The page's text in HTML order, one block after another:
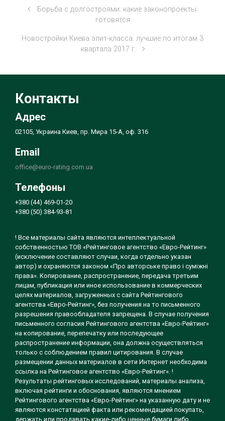
Борьба с долгостроями: какие законопроекты
готовятся
Новостройки Киева элит-класса: лучшие по итогам 3
квартала 2017 г.
Контакты
Адрес
02105, Украина Киев, пр. Мира 15-А, оф. 316
Email
office@euro-rating.com.ua
Телефоны
+380 (44) 469-01-20
+380 (50) 384-93-81
! Все материалы сайта являются интеллектуальной
собственностью ТОВ «Рейтинговое агентство «Евро-Рейтинг»
(исключение составляют случаи, когда отдельно указан
автор) и охраняются законом «Про авторське право і суміжні
права». Копирование, распространение, передача третьим
лицам, публикация или иное использование в коммерческих
целях материалов, загруженных с сайта Рейтингового
агентства «Евро-Рейтинг», без получения на то письменного
разрешения правообладателя запрещена. В случае получения
письменного согласия Рейтингового агентства «Евро-Рейтинг»
на копирование, перепечатку или последующее
распространение информации, она должна осуществляться
только с соблюдением правил цитирования. В случае
размещении данных материалов в сети Интернет необходима
ссылка на Рейтинговое агентство «Евро-Рейтинг». !
Результаты рейтинговых исследований, материалы анализа,
включая рейтинги и обоснования, являются мнением
Рейтингового агентства «Евро-Рейтинг» на указанную дату и не
являются констатацией факта или рекомендацией покупать,
держать или продавать какие-либо ценные бумаги либо